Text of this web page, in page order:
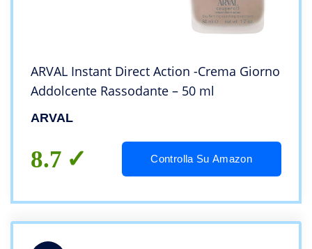
ARVAL Instant Direct Action -Crema Giorno
Addolcente Rassodante – 50 ml
ARVAL
8.7 Controlla Su Amazon